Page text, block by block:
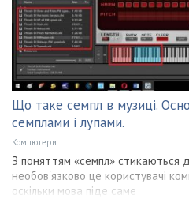
Що таке семпл в музиці.
семплами і лупами.
Компютери
З поняттям «семпл» стикаються
необов'язково це користувачі
оскільки мова піде саме